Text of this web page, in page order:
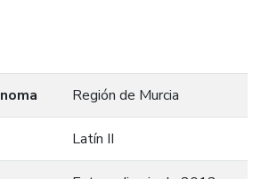
Región de Murcia
Latín II